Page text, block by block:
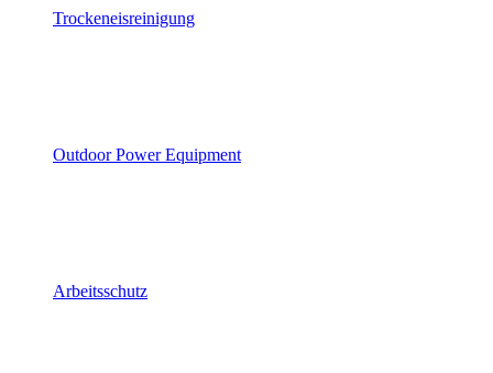
Trockeneisreinigung
Outdoor Power Equipment
Arbeitsschutz